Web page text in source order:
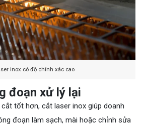
inox có độ chính xác cao
đoạn xử lý lại
tốt hơn, cắt laser inox giúp doanh
đoạn làm sạch, mài hoặc chỉnh sửa